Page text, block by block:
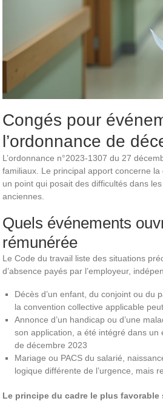
Congés pour
l’ordonnance de
L’ordonnance n°2023-1307 du 27
familiaux. Le principal apport concerne
un point qui posait des difficultés dans
anciennes.
Quels événements
rémunérée
Le Code du travail liste des situations
d’absence payés par l’employeur,
Décès d’un enfant, du conjoint ou du
la convention collective applicable
Annonce d’un handicap ou d’une
son application, a été intégré dans un
de décembre 2023
Mariage ou PACS du salarié,
logique différente de l’urgence, mais
Le principe du cadre le plus favorable